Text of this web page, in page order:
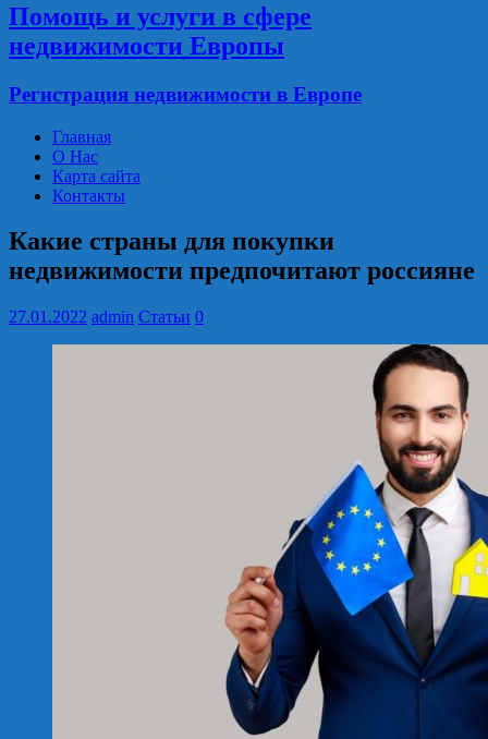
Помощь и услуги в сфере
недвижимости Европы
Регистрация недвижимости в Европе
Главная
О Нас
Карта сайта
Контакты
Какие страны для покупки
недвижимости предпочитают россияне
27.01.2022 admin Статьи 0